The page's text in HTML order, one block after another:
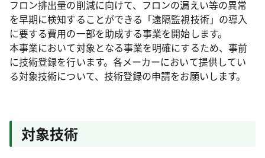
フロン排出量の削減に向けて、フロンの漏えい等の異常
を早期に検知することができる「遠隔監視技術」の導入
に要する費用の一部を助成する事業を開始します。
本事業において対象となる事業を明確にするため、事前
に技術登録を行います。各メーカーにおいて提供してい
る対象技術について、技術登録の申請をお願いします。
対象技術